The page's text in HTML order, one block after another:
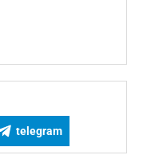
telegram